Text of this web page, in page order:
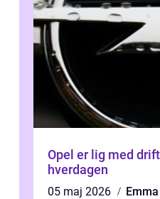
Opel er lig med
hverdagen
05 maj 2026